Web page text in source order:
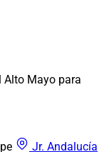
Alto Mayo para
Jr. Andalucía